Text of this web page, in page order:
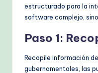
estructurado para la
software complejo,
Paso 1:
Recopile información
gubernamentales, las